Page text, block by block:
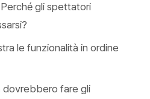
gli spettatori
le funzionalità in ordine
dovrebbero fare gli